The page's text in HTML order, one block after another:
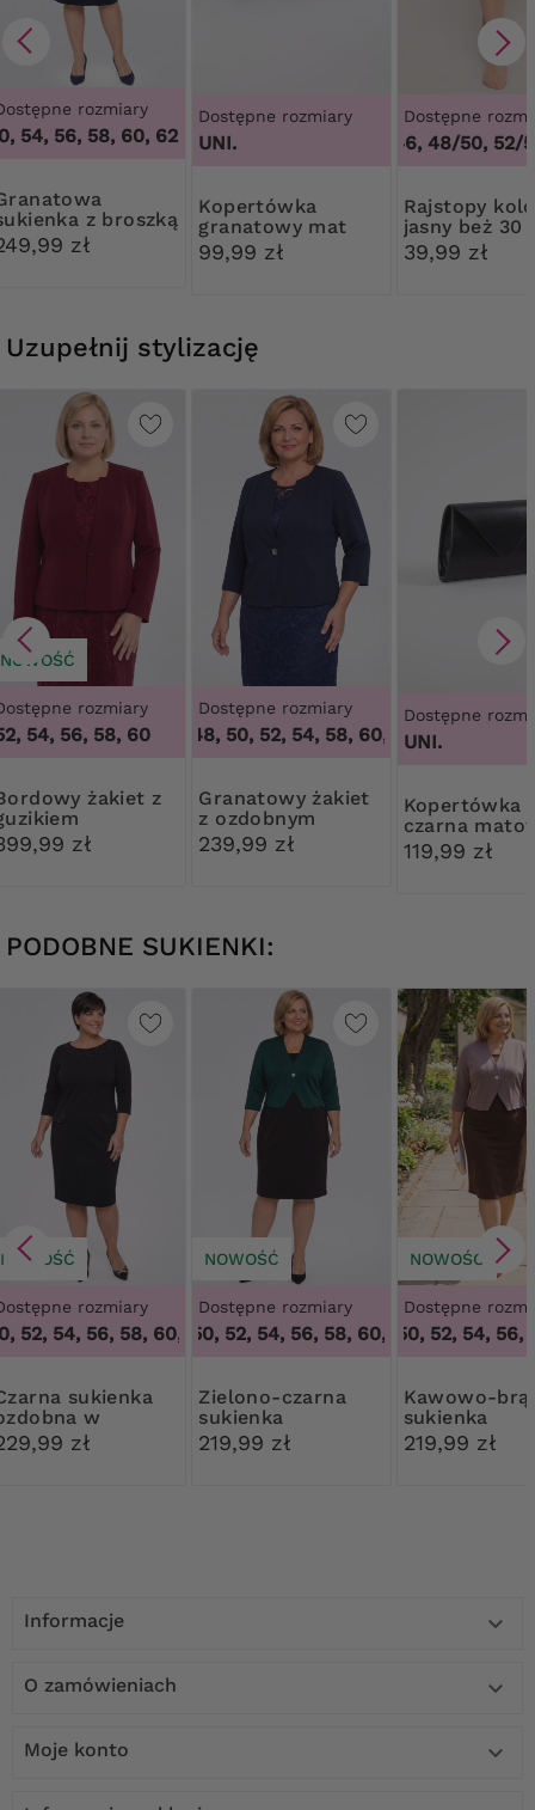
rozmiary
54, 56, 58, 60, 62, 64,48, 50, 54, 56, 58, 60, 62, 64
z broszką
zł
Dostępne rozmiary
UNI.
Kopertówka
granatowy mat
99,99 zł
Dostępne
44/46, 48/50, 52/
Rajstopy kolor
jasny beż 30
Ribessa
39,99 zł
Uzupełnij stylizację
NOWOŚĆ
rozmiary
54, 56, 58, 60
z
zł
Dostępne rozmiary
46, 48, 50, 52, 54, 58, 60, 62, 64
Granatowy żakiet
z ozdobnym
guzikiem
239,99 zł
Dostępne
UNI.
Kopertówka
czarna
119,99 zł
PODOBNE SUKIENKI:
NOWOŚĆ
rozmiary
52, 54, 56, 58, 60, 62, 64,48, 50, 52, 54, 56, 58, 60, 62,
w
zł
NOWOŚĆ
Dostępne rozmiary
48, 50, 52, 54, 56, 58, 60, 62, 64,48, 50,
Zielono-czarna
sukienka
219,99 zł
NOWOŚĆ
Dostępne
48, 50, 52, 54, 56,
Kawowo-brązowa
sukienka
219,99 zł
Informacje 
O zamówieniach 
Moje konto 